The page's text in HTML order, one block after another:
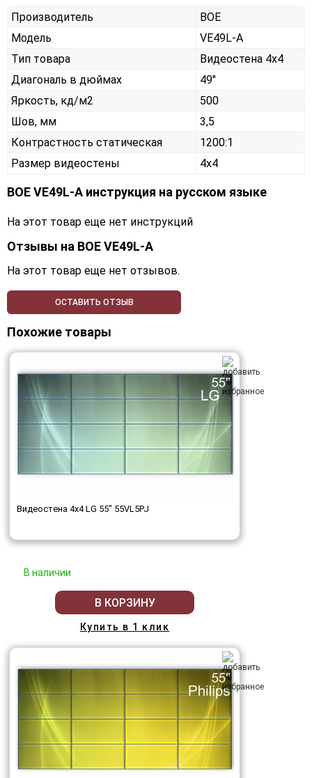
Производитель
BOE
Модель
VE49L-A
Тип товара
Видеостена 4х4
Диагональ в дюймах
49"
Яркость, кд/м2
500
Шов, мм
3,5
Контрастность статическая
1200:1
Размер видеостены
4x4
BOE VE49L-A инструкция на русском языке
На этот товар еще нет инструкций
Отзывы на BOE VE49L-A
На этот товар еще нет отзывов.
ОСТАВИТЬ ОТЗЫВ
Похожие товары
Видеостена 4x4 LG 55" 55VL5PJ
В наличии
В КОРЗИНУ
Купить в 1 клик